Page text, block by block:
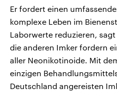
Er fordert einen
komplexe Leben im
Laborwerte reduzieren,
die anderen Imker fordern
aller Neonikotinoide. Mit
einzigen
Deutschland angereisten